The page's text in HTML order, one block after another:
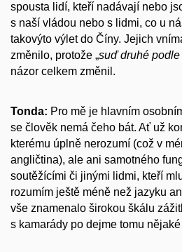
spousta lidí, kteří nadávají nebo
s naší vládou nebo s lidmi, co u
takovýto výlet do Číny. Jejich
změnilo, protože „suď druhé podle
názor celkem změnil.
Tonda: Pro mě je hlavním
se člověk nemá čeho bát. Ať už
kterému úplně nerozumí (což v
angličtina), ale ani samotného
soutěžícími či jinými lidmi, kteří
rozumím ještě méně než jazyku
vše znamenalo širokou škálu
s kamarády po dejme tomu